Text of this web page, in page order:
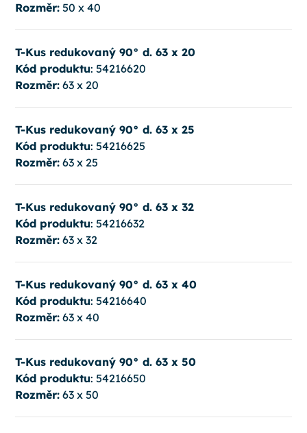
Rozměr:50 x 40
T-Kus redukovaný 90° d. 63 x 20
Kód produktu: 54216620
Rozměr:63 x 20
T-Kus redukovaný 90° d. 63 x 25
Kód produktu: 54216625
Rozměr:63 x 25
T-Kus redukovaný 90° d. 63 x 32
Kód produktu: 54216632
Rozměr:63 x 32
T-Kus redukovaný 90° d. 63 x 40
Kód produktu: 54216640
Rozměr:63 x 40
T-Kus redukovaný 90° d. 63 x 50
Kód produktu: 54216650
Rozměr:63 x 50